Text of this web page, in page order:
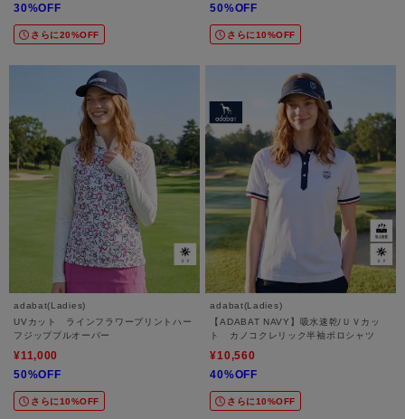
30%OFF
さらに20%OFF
50%OFF
さらに10%OFF
adabat(Ladies)
UVカット ラインフラワープリントハー
フジッププルオーバー
¥11,000
50%OFF
さらに10%OFF
adabat(Ladies)
【ADABAT NAVY】吸水速乾/ＵＶカッ
ト カノコクレリック半袖ポロシャツ
¥10,560
40%OFF
さらに10%OFF